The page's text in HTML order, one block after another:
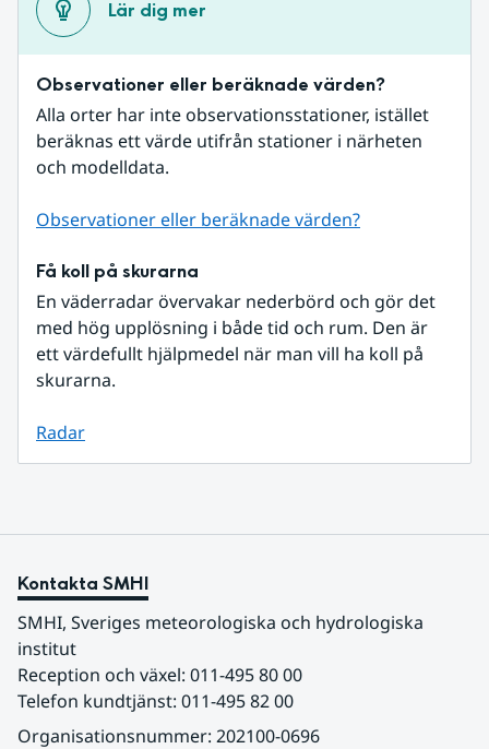
Lär dig mer
Observationer eller beräknade värden?
Alla orter har inte observationsstationer, istället
beräknas ett värde utifrån stationer i närheten
och modelldata.
Observationer eller beräknade värden?
Få koll på skurarna
En väderradar övervakar nederbörd och gör det
med hög upplösning i både tid och rum. Den är
ett värdefullt hjälpmedel när man vill ha koll på
skurarna.
Radar
Kontakta SMHI
SMHI, Sveriges meteorologiska och hydrologiska
institut
Reception och växel: 011-495 80 00
Telefon kundtjänst: 011-495 82 00
Organisationsnummer: 202100-0696